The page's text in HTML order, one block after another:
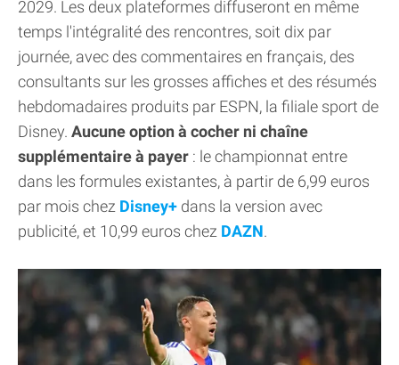
2029. Les deux plateformes diffuseront en même
temps l'intégralité des rencontres, soit dix par
journée, avec des commentaires en français, des
consultants sur les grosses affiches et des résumés
hebdomadaires produits par ESPN, la filiale sport de
Disney. Aucune option à cocher ni chaîne
supplémentaire à payer : le championnat entre
dans les formules existantes, à partir de 6,99 euros
par mois chez Disney+ dans la version avec
publicité, et 10,99 euros chez DAZN.